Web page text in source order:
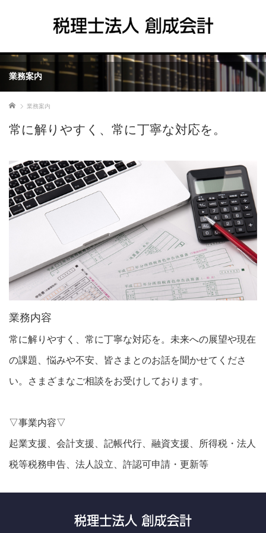
業務案内
ホーム 業務案内
常に解りやすく、常に丁寧な対応を。
業務内容
常に解りやすく、常に丁寧な対応を。未来への展望や現在
の課題、悩みや不安、皆さまとのお話を聞かせてくださ
い。さまざまなご相談をお受けしております。
▽事業内容▽
起業支援、会計支援、記帳代行、融資支援、所得税・法人
税等税務申告、法人設立、許認可申請・更新等